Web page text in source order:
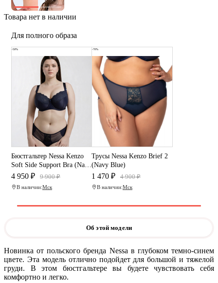
Товара нет в наличии
Для полного образа
-50%
Бюстгальтер Nessa Kenzo
Soft Side Support Bra (Navy
Blue)
4 950 ₽ 9 900 ₽
В наличии:Мск
-70%
Трусы Nessa Kenzo Brief 2
(Navy Blue)
1 470 ₽ 4 900 ₽
В наличии:Мск
Об этой модели
Новинка от польского бренда Nessa в глубоком темно-синем
цвете. Эта модель отлично подойдет для большой и тяжелой
груди. В этом бюстгальтере вы будете чувствовать себя
комфортно и легко.